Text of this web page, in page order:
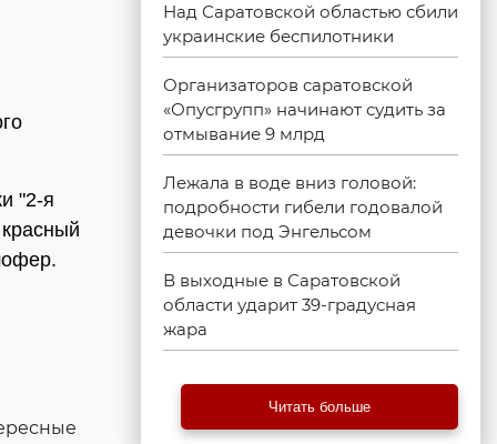
"2-я
Над Саратовской областью сбили
украинские беспилотники
Организаторов саратовской
«Опусгрупп» начинают судить за
отмывание 9 млрд
Лежала в воде вниз головой:
подробности гибели годовалой
девочки под Энгельсом
В выходные в Саратовской
области ударит 39-градусная
жара
Читать больше